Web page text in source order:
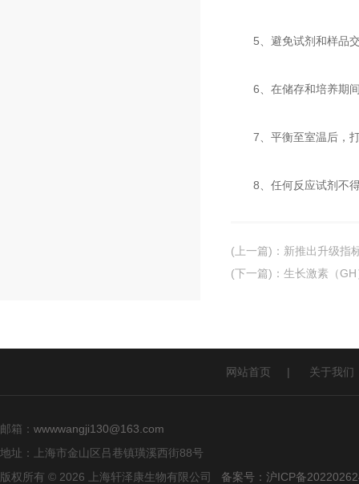
5、避免试剂和样品交
6、在储存和培养期间
7、平衡至室温后，打
8、任何反应试剂不得
(上一篇) ： 新推出升级指
(下一篇) ： 生长激素（
网站首页 | 关于我们
邮箱： wwwwangji130@163.com
地址：上海市金山区吕巷镇璜溪西街88号
版权所有 © 2026 上海轩泽康生物有限公司 备案号：沪ICP备